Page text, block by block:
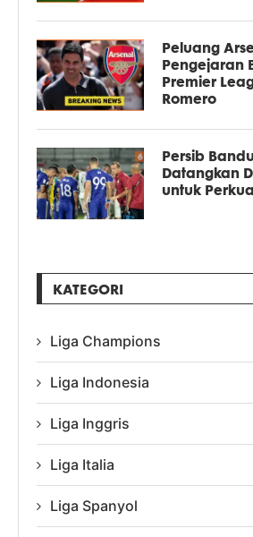
Peluang
Pengejaran
Premier
Romero
Persib
Datangkan
untuk
KATEGORI
Liga Champions
Liga Indonesia
Liga Inggris
Liga Italia
Liga Spanyol